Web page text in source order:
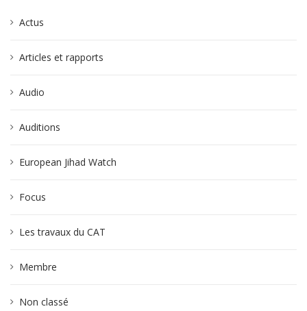
Actus
Articles et rapports
Audio
Auditions
European Jihad Watch
Focus
Les travaux du CAT
Membre
Non classé